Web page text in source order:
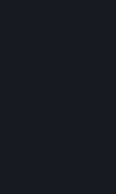
Puedes solicitar un
durante los siguientes
comprados en Steam y no
Para ciertos contenido y
(es decir, mensual o
Si una suscripción
actual de facturación,
48 horas posteriores a la
posteriores a cualquier
el contenido ha sido
suscripción ha sido
Por favor ten en cuenta